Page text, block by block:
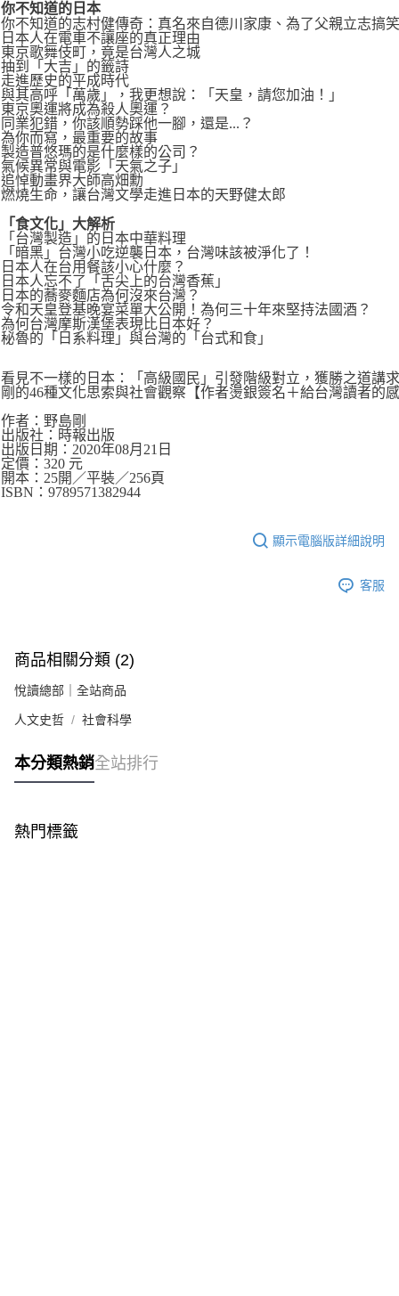
你不知道的日本
你不知道的志村健傳奇：真名來自德川家康、為了父親立志搞
日本人在電車不讓座的真正理由
東京歌舞伎町，竟是台灣人之城
抽到「大吉」的籤詩
走進歷史的平成時代
與其高呼「萬歲」，我更想說：「天皇，請您加油！」
東京奧運將成為殺人奧運？
同業犯錯，你該順勢踩他一腳，還是...？
為你而寫，最重要的故事
製造普悠瑪的是什麼樣的公司？
氣候異常與電影「天氣之子」
追悼動畫界大師高畑勳
燃燒生命，讓台灣文學走進日本的天野健太郎
「食文化」大解析
「台灣製造」的日本中華料理
「暗黑」台灣小吃逆襲日本，台灣味該被淨化了！
日本人在台用餐該小心什麼？
日本人忘不了「舌尖上的台灣香蕉」
日本的蕎麥麵店為何沒來台灣？
令和天皇登基晚宴菜單大公開！為何三十年來堅持法國酒？
為何台灣摩斯漢堡表現比日本好？
秘魯的「日系料理」與台灣的「台式和食」
看見不一樣的日本：「高級國民」引發階級對立，獲勝之道
剛的46種文化思索與社會觀察【作者燙銀簽名＋給台灣讀者的
作者：野島剛
出版社：時報出版
出版日期：2020年08月21日
定價：320 元
開本：25開／平裝／256頁
ISBN：9789571382944
顯示電腦版詳細說明
客服
商品相關分類 (2)
悅讀總部｜全站商品
人文史哲 社會科學
本分類熱銷全站排行
熱門標籤